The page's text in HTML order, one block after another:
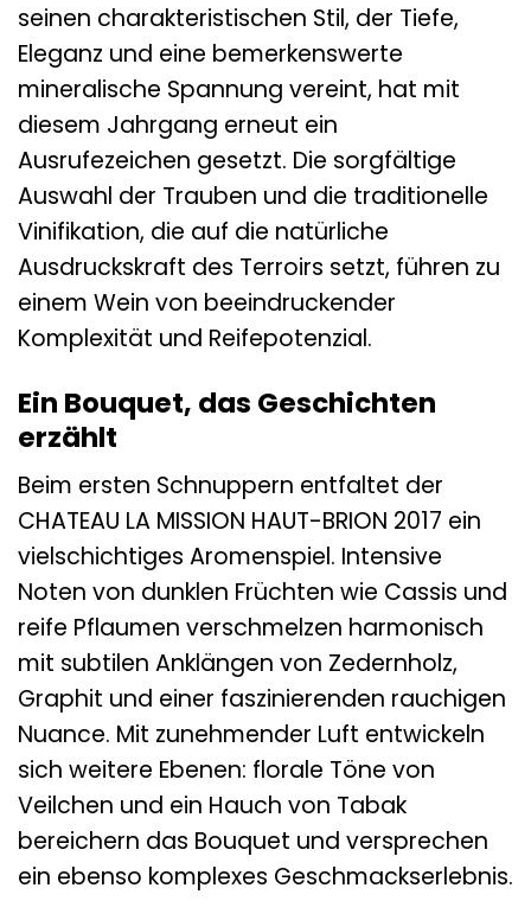
seinen charakteristischen Stil, der Tiefe,
Eleganz und eine bemerkenswerte
mineralische Spannung vereint, hat mit
diesem Jahrgang erneut ein
Ausrufezeichen gesetzt. Die sorgfältige
Auswahl der Trauben und die traditionelle
Vinifikation, die auf die natürliche
Ausdruckskraft des Terroirs setzt, führen zu
einem Wein von beeindruckender
Komplexität und Reifepotenzial.
Ein Bouquet, das Geschichten
erzählt
Beim ersten Schnuppern entfaltet der
CHATEAU LA MISSION HAUT-BRION 2017 ein
vielschichtiges Aromenspiel. Intensive
Noten von dunklen Früchten wie Cassis und
reife Pflaumen verschmelzen harmonisch
mit subtilen Anklängen von Zedernholz,
Graphit und einer faszinierenden rauchigen
Nuance. Mit zunehmender Luft entwickeln
sich weitere Ebenen: florale Töne von
Veilchen und ein Hauch von Tabak
bereichern das Bouquet und versprechen
ein ebenso komplexes Geschmackserlebnis.